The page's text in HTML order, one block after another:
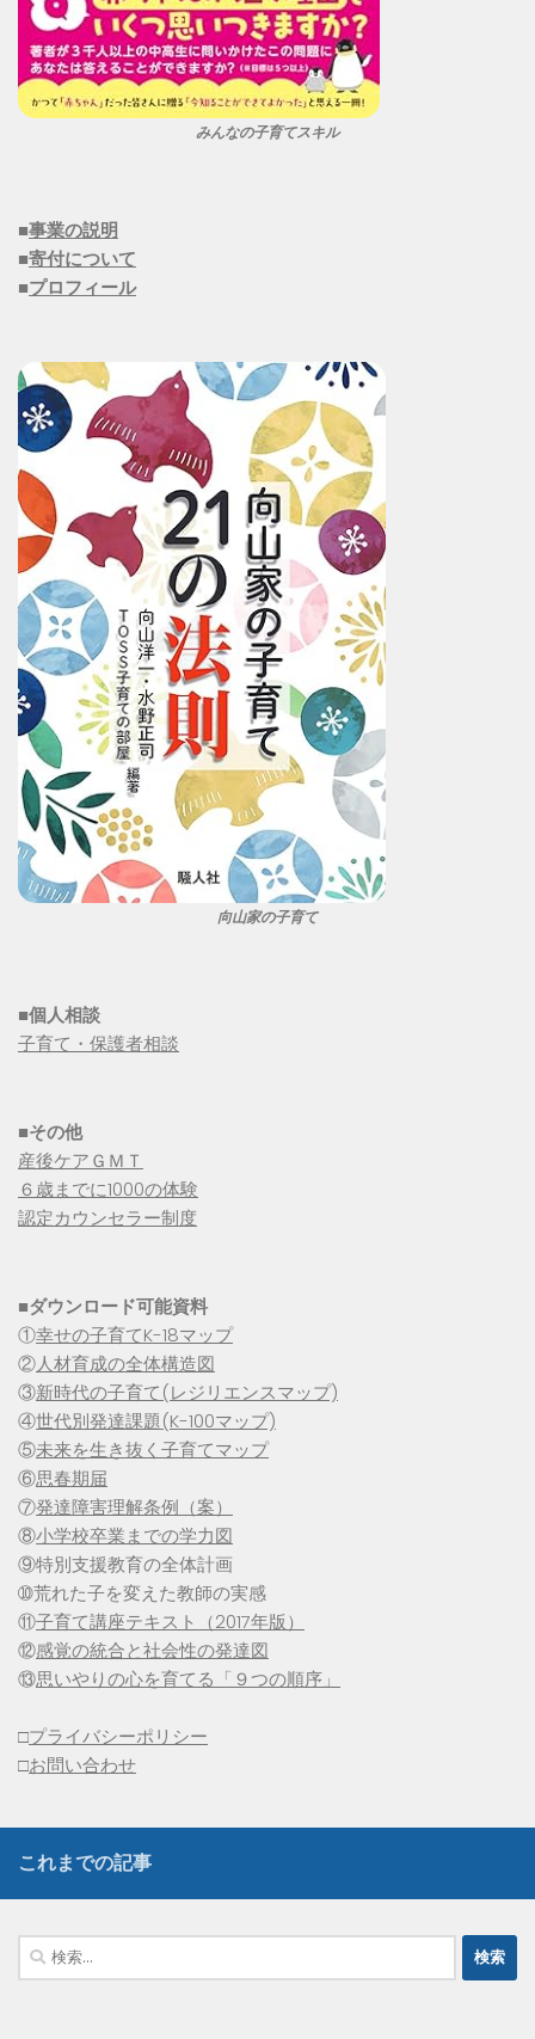
みんなの子育てスキル
■事業の説明
■寄付について
■プロフィール
向山家の子育て
■個人相談
子育て・保護者相談
■その他
産後ケアＧＭＴ
６歳までに1000の体験
認定カウンセラー制度
■ダウンロード可能資料
①幸せの子育てK-18マップ
②人材育成の全体構造図
③新時代の子育て(レジリエンスマップ)
④世代別発達課題(K-100マップ)
⑤未来を生き抜く子育てマップ
⑥思春期届
⑦発達障害理解条例（案）
⑧小学校卒業までの学力図
⑨特別支援教育の全体計画
➉荒れた子を変えた教師の実感
⑪子育て講座テキスト（2017年版）
⑫感覚の統合と社会性の発達図
⑬思いやりの心を育てる「９つの順序」
□プライバシーポリシー
□お問い合わせ
これまでの記事
検
索: